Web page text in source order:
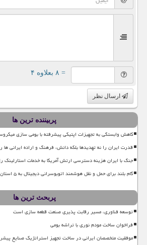
= ۸ بعلاوه ۴
ارسال نظر
پربیننده ترین ها
کاهش وابستگی به تجهیزات اپتیکی پیشرفته با بومی سازی
قدرت ایران را نه تهدیدها بلکه دانش، فرهنگ و اراده ایرانی
جنگ با ایران هزینه دسترسی ارتش آمریکا به خدمات استارلینک
گام بلند برای حمل و نقل هوشمند اتوبوسرانی دیجیتال به ۵ استان رسید
پربحث ترین ها
توسعه فناوری، مسیر رقابت پذیری صنعت قطعه سازی است
فراخوان ساخت مودم نوری با تراشه بومی
موفقیت متخصصان ایرانی در ساخت تجهیز استراتژیک صنایع